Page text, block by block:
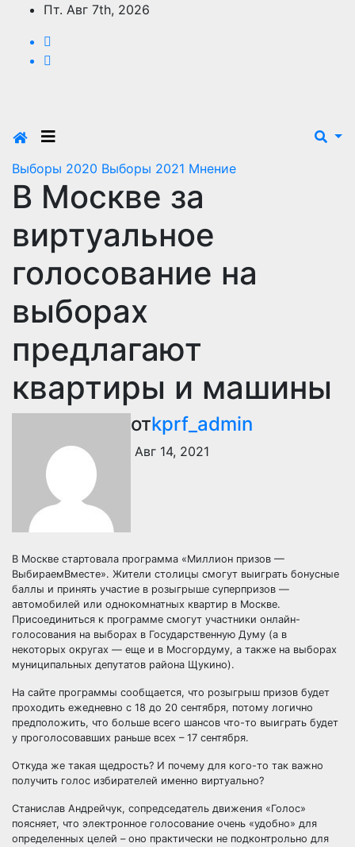
Перейти
содержимому
Пт. Авг 7th, 2026
Выборы 2020 Выборы 2021 Мнение
В Москве за
виртуальное
голосование на
выборах
предлагают
квартиры и машины
отkprf_admin
Авг 14, 2021
В Москве стартовала программа «Миллион призов —
ВыбираемВместе». Жители столицы смогут выиграть бонусные
баллы и принять участие в розыгрыше суперпризов —
автомобилей или однокомнатных квартир в Москве.
Присоединиться к программе смогут участники онлайн-
голосования на выборах в Государственную Думу (а в
некоторых округах — еще и в Мосгордуму, а также на выборах
муниципальных депутатов района Щукино).
На сайте программы сообщается, что розыгрыш призов будет
проходить ежедневно с 18 до 20 сентября, потому логично
предположить, что больше всего шансов что-то выиграть будет
у проголосовавших раньше всех – 17 сентября.
Откуда же такая щедрость? И почему для кого-то так важно
получить голос избирателей именно виртуально?
Станислав Андрейчук, сопредседатель движения «Голос»
поясняет, что электронное голосование очень «удобно» для
определенных целей – оно практически не подконтрольно для